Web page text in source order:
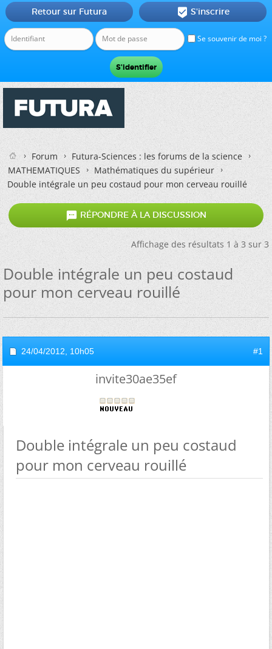
Se souvenir de moi ?
Retour sur Futura  S'inscrire
Forum
Futura-Sciences : les forums de la science
MATHEMATIQUES
Mathématiques du supérieur
Double intégrale un peu costaud pour mon cerveau rouillé
 RÉPONDRE À LA DISCUSSION
Affichage des résultats 1 à 3 sur 3
Double intégrale un peu costaud
pour mon cerveau rouillé
24/04/2012, 10h05 #1
invite30ae35ef
Double intégrale un peu costaud
pour mon cerveau rouillé